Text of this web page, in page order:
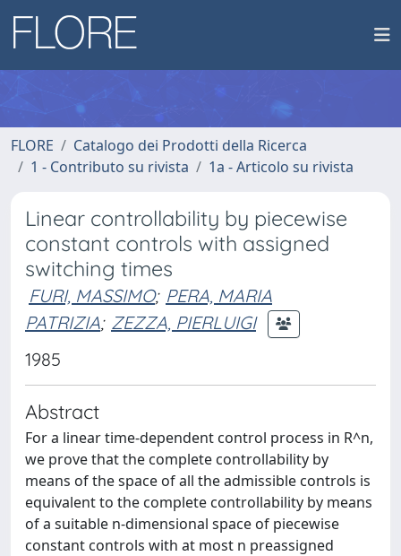
FLORE
Catalogo dei Prodotti della Ricerca
1 - Contributo su rivista
1a - Articolo su rivista
Linear controllability by piecewise
constant controls with assigned
switching times
FURI, MASSIMO; PERA, MARIA
PATRIZIA; ZEZZA, PIERLUIGI
1985
Abstract
For a linear time-dependent control process in R^n,
we prove that the complete controllability by
means of the space of all the admissible controls is
equivalent to the complete controllability by means
of a suitable n-dimensional space of piecewise
constant controls with at most n preassigned